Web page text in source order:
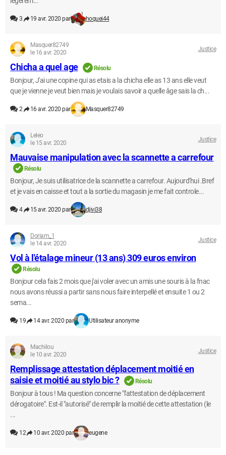
3 19 avr. 2020 par hoquei44
Masquer82749
le 16 avr. 2020
Justice
Chicha a quel age Résolu
Bonjour, J'ai une copine qui as etais a la chicha elle as 13 ans elle veut
que je vienne je veut bien mais je voulais savoir a quelle âge sais la ch...
2 16 avr. 2020 par Masquer82749
Leleo
le 15 avr. 2020
Justice
Mauvaise manipulation avec la scannette a carrefour
Résolu
Bonjour, Je suis utilisatrice de la scannette a carrefour. Aujourd'hui .Bref
et je vais en caisse et tout a la sortie du magasin je me fait controle...
4 15 avr. 2020 par djivi38
Doriam_1
le 14 avr. 2020
Justice
Vol à l'étalage mineur (13 ans) 309 euros environ
Résolu
Bonjour cela fais 2 mois que j'ai voler avec un amis une souris à la fnac
nous avons réussi a partir sans nous faire interpellé et ensuite 1 ou 2
sema...
19 14 avr. 2020 par Utilisateur anonyme
Machilou
le 10 avr. 2020
Justice
Remplissage attestation déplacement moitié en
saisie et moitié au stylo bic ?
Résolu
Bonjour à tous ! Ma question concerne "l'attestation de déplacement
dérogatoire". Est-il "autorisé" de remplir la moitié de cette attestation (le
...
12 10 avr. 2020 par eugene